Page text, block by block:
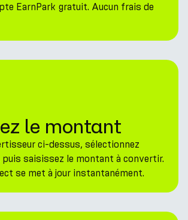
EarnPark gratuit. Aucun frais de
le montant
ci-dessus, sélectionnez
puis saisissez le montant à convertir.
se met à jour instantanément.